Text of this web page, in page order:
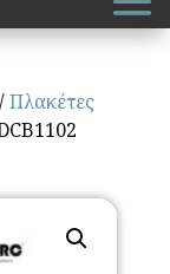
Πλακέτες